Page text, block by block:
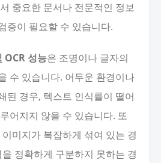
중요한 문서나 전문적인 정보
증이 필요할 수 있습니다.
OCR 성능은 조명이나 글자의
수 있습니다. 어두운 환경이나
된 경우, 텍스트 인식률이 떨어
어지지 않을 수 있습니다. 또
미지가 복잡하게 섞여 있는 경
정확하게 구분하지 못하는 경